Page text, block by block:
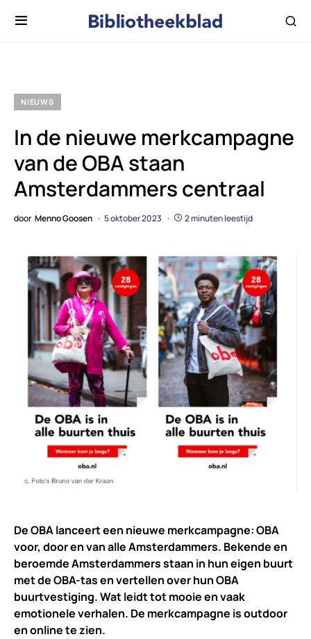
NIEUWS
In de nieuwe merkcampagne
van de OBA staan
Amsterdammers centraal
door Menno Goosen 5 oktober 2023 2 minuten leestijd
De OBA lanceert een nieuwe merkcampagne: OBA
voor, door en van alle Amsterdammers. Bekende en
beroemde Amsterdammers staan in hun eigen buurt
met de OBA-tas en vertellen over hun OBA
buurtvestiging. Wat leidt tot mooie en vaak
emotionele verhalen. De merkcampagne is outdoor
en online te zien.